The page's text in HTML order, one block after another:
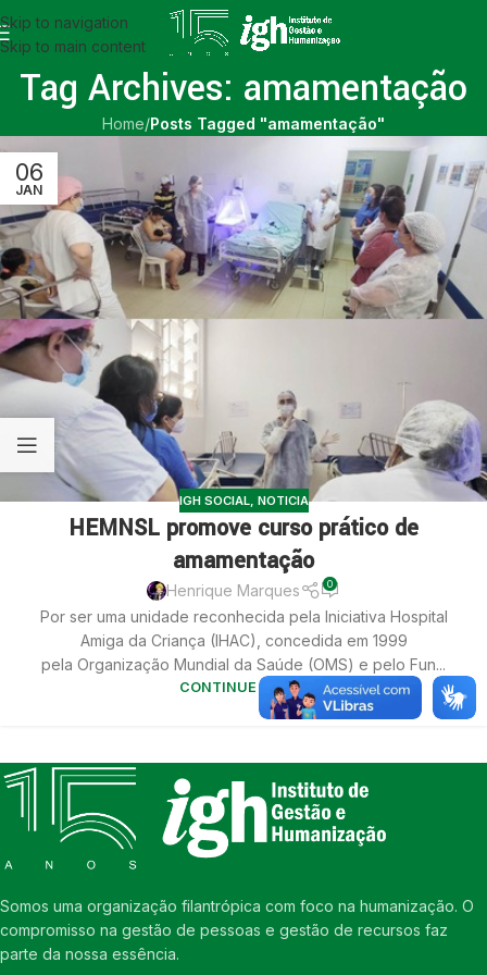
Skip to navigation
Skip to main content
Tag Archives: amamentação
Home/Posts Tagged "amamentação"
06
JAN
IGH SOCIAL, NOTICIA
HEMNSL promove curso prático de
amamentação
Henrique Marques 0
Por ser uma unidade reconhecida pela Iniciativa Hospital
Amiga da Criança (IHAC), concedida em 1999
pela Organização Mundial da Saúde (OMS) e pelo Fun...
CONTINUE LENDO
Somos uma organização filantrópica com foco na humanização. O
compromisso na gestão de pessoas e gestão de recursos faz
parte da nossa essência.